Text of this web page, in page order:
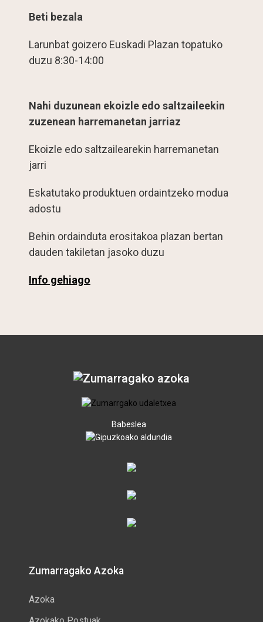
Beti bezala
Larunbat goizero Euskadi Plazan topatuko
duzu 8:30-14:00
Nahi duzunean ekoizle edo saltzaileekin
zuzenean harremanetan jarriaz
Ekoizle edo saltzailearekin harremanetan
jarri
Eskatutako produktuen ordaintzeko modua
adostu
Behin ordainduta erositakoa plazan bertan
dauden takiletan jasoko duzu
Info gehiago
Babeslea
Zumarragako Azoka
Azoka